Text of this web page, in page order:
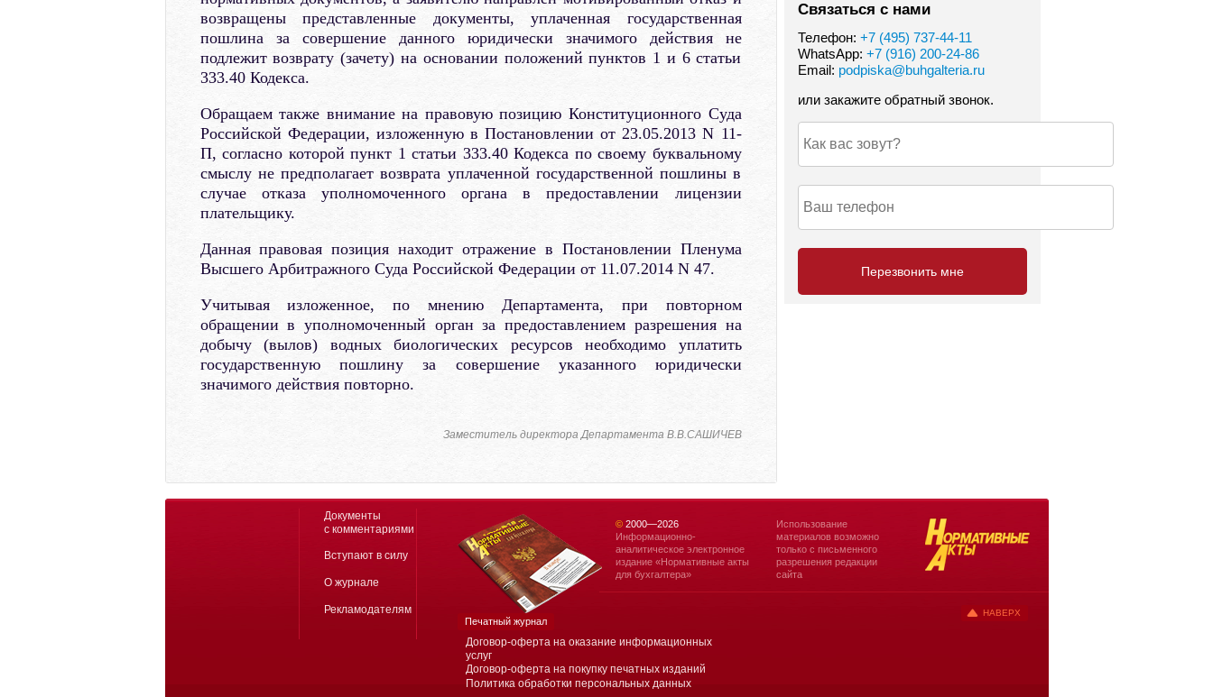
возвращены представленные документы, уплаченная государственная
пошлина за совершение данного юридически значимого действия не
подлежит возврату (зачету) на основании положений пунктов 1 и 6 статьи
333.40 Кодекса.
Обращаем также внимание на правовую позицию Конституционного Суда
Российской Федерации, изложенную в Постановлении от 23.05.2013 N 11-
П, согласно которой пункт 1 статьи 333.40 Кодекса по своему буквальному
смыслу не предполагает возврата уплаченной государственной пошлины в
случае отказа уполномоченного органа в предоставлении лицензии
плательщику.
Данная правовая позиция находит отражение в Постановлении Пленума
Высшего Арбитражного Суда Российской Федерации от 11.07.2014 N 47.
Учитывая изложенное, по мнению Департамента, при повторном
обращении в уполномоченный орган за предоставлением разрешения на
добычу (вылов) водных биологических ресурсов необходимо уплатить
государственную пошлину за совершение указанного юридически
значимого действия повторно.
Заместитель директора Департамента В.В.САШИЧЕВ
Связаться с нами
Телефон: +7 (495) 737-44-11
WhatsApp: +7 (916) 200-24-86
Email: podpiska@buhgalteria.ru
или закажите обратный звонок.
Договор-оферта на оказание информационных
услуг
Договор-оферта на покупку печатных изданий
Политика обработки персональных данных
Документы
с комментариями
Вступают в силу
О журнале
Рекламодателям
Печатный журнал
©2000—2026
Информационно-
аналитическое электронное
издание «Нормативные акты
для бухгалтера»
Использование
материалов возможно
только с письменного
разрешения редакции
сайта
НАВЕРХ